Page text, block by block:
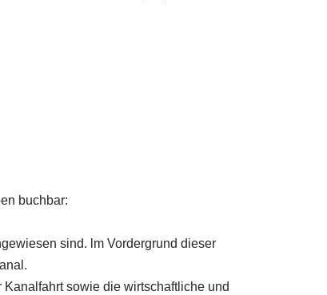
buchbar:
sind. lm Vordergrund dieser
sowie die wirtschaftliche und